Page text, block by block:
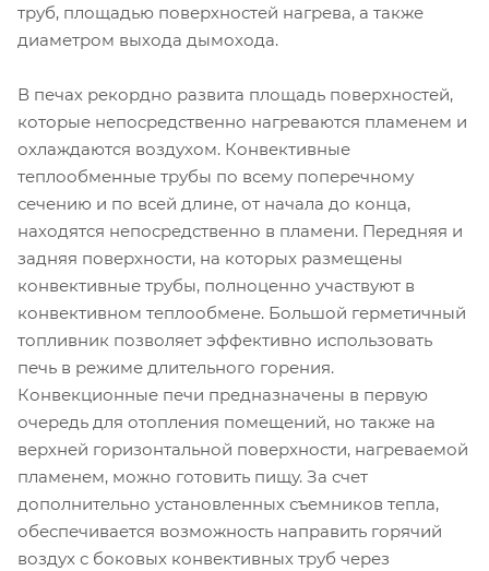
труб, площадью поверхностей нагрева, а также
диаметром выхода дымохода.
В печах рекордно развита площадь поверхностей,
которые непосредственно нагреваются пламенем и
охлаждаются воздухом. Конвективные
теплообменные трубы по всему поперечному
сечению и по всей длине, от начала до конца,
находятся непосредственно в пламени. Передняя и
задняя поверхности, на которых размещены
конвективные трубы, полноценно участвуют в
конвективном теплообмене. Большой герметичный
топливник позволяет эффективно использовать
печь в режиме длительного горения.
Конвекционные печи предназначены в первую
очередь для отопления помещений, но также на
верхней горизонтальной поверхности, нагреваемой
пламенем, можно готовить пищу. За счет
дополнительно установленных съемников тепла,
обеспечивается возможность направить горячий
воздух с боковых конвективных труб через